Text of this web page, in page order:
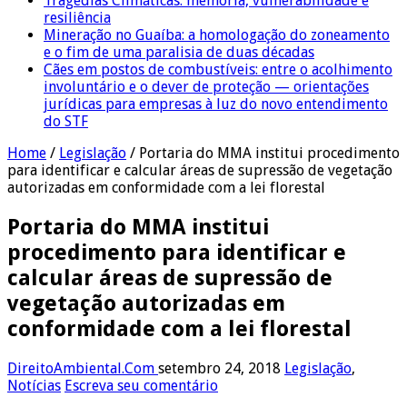
resiliência
Mineração no Guaíba: a homologação do zoneamento
e o fim de uma paralisia de duas décadas
Cães em postos de combustíveis: entre o acolhimento
involuntário e o dever de proteção — orientações
jurídicas para empresas à luz do novo entendimento
do STF
Home / Legislação / Portaria do MMA institui procedimento
para identificar e calcular áreas de supressão de vegetação
autorizadas em conformidade com a lei florestal
Portaria do MMA institui
procedimento para identificar e
calcular áreas de supressão de
vegetação autorizadas em
conformidade com a lei florestal
DireitoAmbiental.Com setembro 24, 2018 Legislação,
Notícias Escreva seu comentário